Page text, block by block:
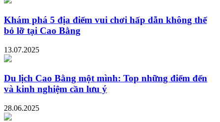
Khám phá 5 địa điểm vui chơi hấp dẫn không thể
bỏ lỡ tại Cao Bằng
13.07.2025
Du lịch Cao Bằng một mình: Top những điểm đến
và kinh nghiệm cần lưu ý
28.06.2025